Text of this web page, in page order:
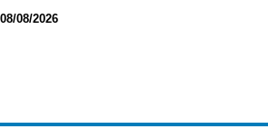
08/08/2026